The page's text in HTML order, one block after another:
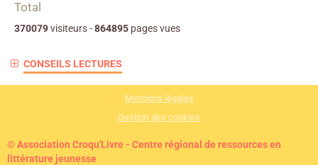
Total
370079visiteurs -864895 pages vues
CONSEILS LECTURES
Mentions légales
Gestion des cookies
© Association Croqu'Livre - Centre régional de ressources en
littérature jeunesse